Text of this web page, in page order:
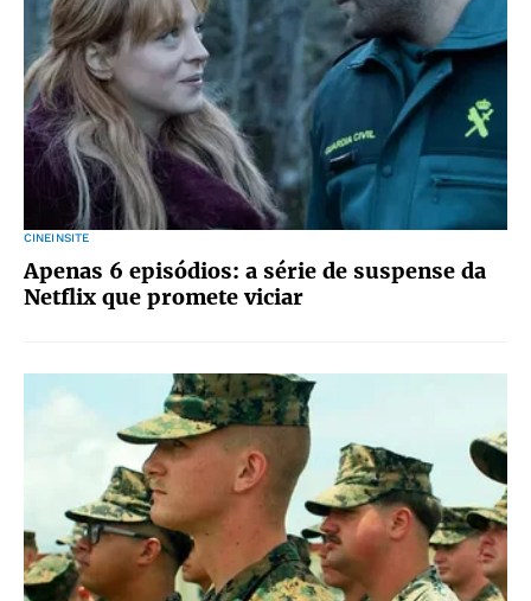
CINEINSITE
Apenas 6 episódios: a série de suspense da
Netflix que promete viciar